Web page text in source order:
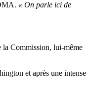
« On parle ici de
la Commission, lui-même
et après une intense